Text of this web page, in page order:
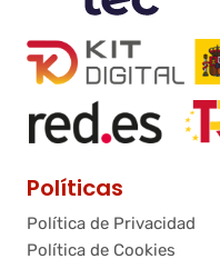
Políticas
Política de Privacidad
Política de Cookies